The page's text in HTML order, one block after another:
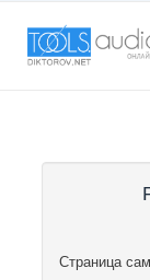
Страница